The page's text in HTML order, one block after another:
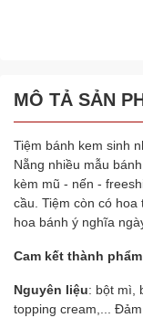
MÔ TẢ SẢN
Tiệm bánh kem sinh
Nẵng nhiều mẫu
kèm mũ - nến -
cầu. Tiệm còn có
hoa bánh ý nghĩa
Cam kết thành
Nguyên liệu: bột mì,
topping cream,...